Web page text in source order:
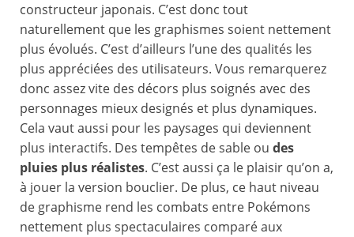
constructeur japonais. C’est donc tout
naturellement que les graphismes soient nettement
plus évolués. C’est d’ailleurs l’une des qualités les
plus appréciées des utilisateurs. Vous remarquerez
donc assez vite des décors plus soignés avec des
personnages mieux designés et plus dynamiques.
Cela vaut aussi pour les paysages qui deviennent
plus interactifs. Des tempêtes de sable ou des
pluies plus réalistes. C’est aussi ça le plaisir qu’on a,
à jouer la version bouclier. De plus, ce haut niveau
de graphisme rend les combats entre Pokémons
nettement plus spectaculaires comparé aux